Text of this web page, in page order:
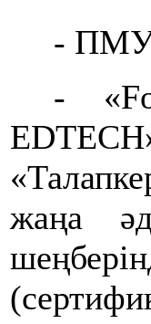
- ПМУ
-
жаңа